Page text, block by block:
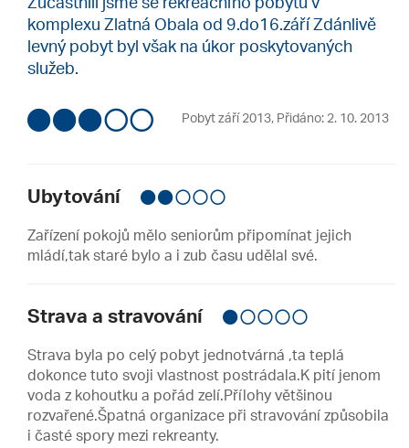
komplexu Zlatná Obala od 9.do16.září Zdánlivě
levný pobyt byl však na úkor poskytovaných
služeb.
Pobyt září 2013, Přidáno: 2. 10. 2013
Ubytování
Zařízení pokojů mělo seniorům připomínat jejich
mládí,tak staré bylo a i zub času udělal své.
Strava a stravování
Strava byla po celý pobyt jednotvárná ,ta teplá
dokonce tuto svoji vlastnost postrádala.K pití jenom
voda z kohoutku a pořád zelí.Přílohy většinou
rozvařené.Špatná organizace při stravování způsobila
i časté spory mezi rekreanty.